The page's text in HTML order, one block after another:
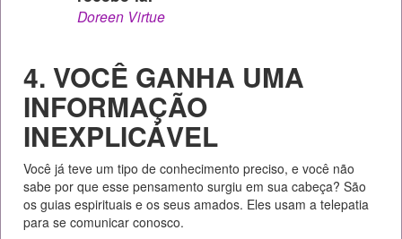
Doreen Virtue
4. VOCÊ GANHA UMA
INFORMAÇÃO
INEXPLICÁVEL
Você já teve um tipo de conhecimento preciso, e você não
sabe por que esse pensamento surgiu em sua cabeça? São
os guias espirituais e os seus amados. Eles usam a telepatia
para se comunicar conosco.